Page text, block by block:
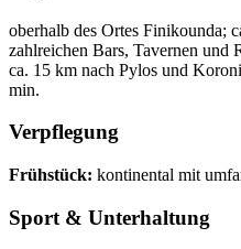
oberhalb des Ortes Finikounda;
zahlreichen Bars, Tavernen und
ca. 15 km nach Pylos und
min.
Verpflegung
Frühstück: kontinental mit
Sport & Unterhaltung